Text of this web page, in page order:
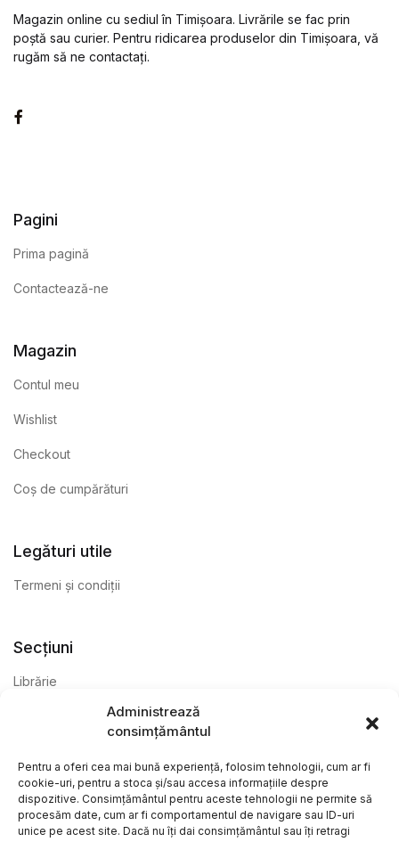
Administrează
consimțământul
Pentru a oferi cea mai bună experiență, folosim tehnologii, cum ar fi
cookie-uri, pentru a stoca și/sau accesa informațiile despre
dispozitive. Consimțământul pentru aceste tehnologii ne permite să
procesăm date, cum ar fi comportamentul de navigare sau ID-uri
unice pe acest site. Dacă nu îți dai consimțământul sau îți retragi
Magazin online cu sediul în Timișoara. Livrările se fac prin
poștă sau curier. Pentru ridicarea produselor din Timișoara, vă
rugăm să ne contactați.
Pagini
Prima pagină
Contactează-ne
Magazin
Contul meu
Wishlist
Checkout
Coș de cumpărături
Legături utile
Termeni și condiții
Secțiuni
Librărie